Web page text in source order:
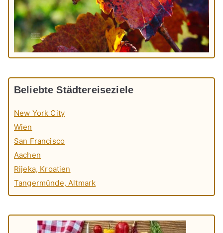
Beliebte Städtereiseziele
New York City
Wien
San Francisco
Aachen
Rijeka, Kroatien
Tangermünde, Altmark